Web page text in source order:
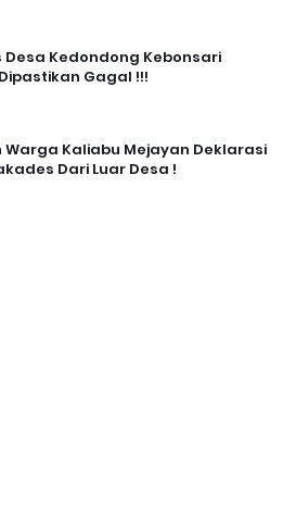
Desa Kedondong Kebonsari
Gagal !!!
Warga Kaliabu Mejayan Deklarasi
Dari Luar Desa !